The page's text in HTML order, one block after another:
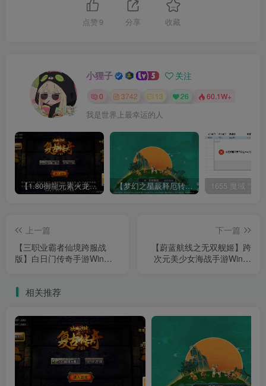
点赞 9 分享 收藏
小狸子 关注
0 3742 13 26 60.1W+
我是世界上最幸运的人
【1.80御龍元素火龙[摸摸登陆器]】战神引擎WIN服务端+GM工具+充值后台+双端+架设教程 【梦幻之星辰释厄转尊享挂机版】MT3换皮梦幻西游Linux服务端+GM后台+双端+源码+架设教程
上一篇
【三职业霸者仙境跨服战
版】白日门传奇手游Win服
下一篇
【蔚蓝航线之无双舰姬】跨
次元美少女海战手游Win服
相关推荐